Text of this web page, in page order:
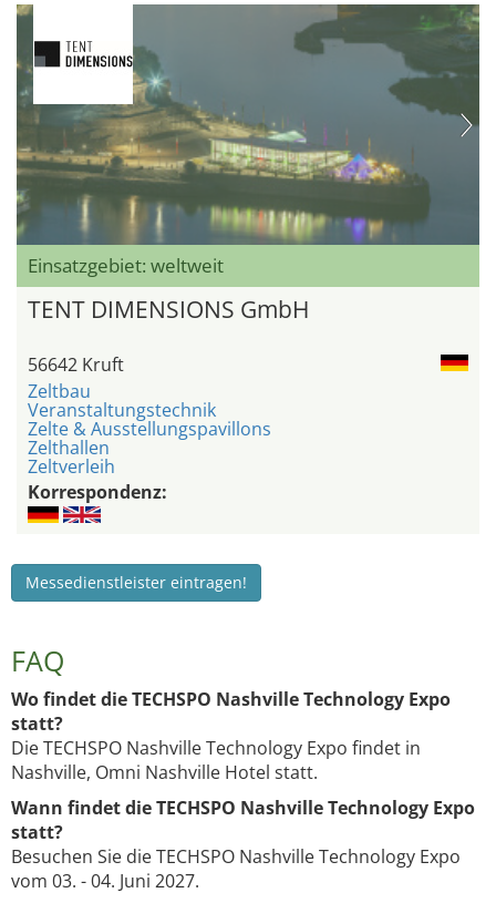
Einsatzgebiet: weltweit
TENT DIMENSIONS GmbH
56642 Kruft
Zeltbau
Veranstaltungstechnik
Zelte & Ausstellungspavillons
Zelthallen
Zeltverleih
Korrespondenz:
Messedienstleister eintragen!
FAQ
Wo findet die TECHSPO Nashville Technology Expo
statt?
Die TECHSPO Nashville Technology Expo findet in
Nashville, Omni Nashville Hotel statt.
Wann findet die TECHSPO Nashville Technology Expo
statt?
Besuchen Sie die TECHSPO Nashville Technology Expo
vom 03. - 04. Juni 2027.